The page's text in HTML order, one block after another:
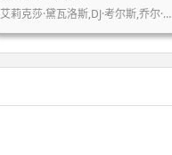
艾莉克莎·黛瓦洛斯,DJ·考尔斯,乔尔·…